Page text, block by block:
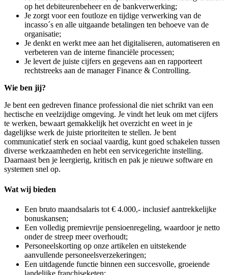
op het debiteurenbeheer en de bankverwerking;
Je zorgt voor een foutloze en tijdige verwerking van de
incasso´s en alle uitgaande betalingen ten behoeve van de
organisatie;
Je denkt en werkt mee aan het digitaliseren, automatiseren en
verbeteren van de interne financiële processen;
Je levert de juiste cijfers en gegevens aan en rapporteert
rechtstreeks aan de manager Finance & Controlling.
Wie ben jij?
Je bent een gedreven finance professional die niet schrikt van een
hectische en veelzijdige omgeving. Je vindt het leuk om met cijfers
te werken, bewaart gemakkelijk het overzicht en weet in je
dagelijkse werk de juiste prioriteiten te stellen. Je bent
communicatief sterk en sociaal vaardig, kunt goed schakelen tussen
diverse werkzaamheden en hebt een servicegerichte instelling.
Daarnaast ben je leergierig, kritisch en pak je nieuwe software en
systemen snel op.
Wat wij bieden
Een bruto maandsalaris tot € 4.000,- inclusief aantrekkelijke
bonuskansen;
Een volledig premievrije pensioenregeling, waardoor je netto
onder de streep meer overhoudt;
Personeelskorting op onze artikelen en uitstekende
aanvullende personeelsverzekeringen;
Een uitdagende functie binnen een succesvolle, groeiende
landelijke franchiseketen;